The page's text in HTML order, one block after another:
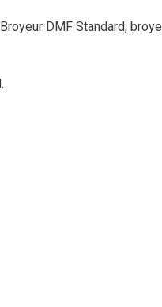
DMF Standard,